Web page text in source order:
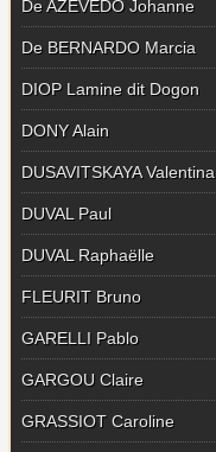
De AZEVEDO Johanne
De BERNARDO Marcia
DIOP Lamine dit Dogon
DONY Alain
DUSAVITSKAYA Valentina
DUVAL Paul
DUVAL Raphaëlle
FLEURIT Bruno
GARELLI Pablo
GARGOU Claire
GRASSIOT Caroline